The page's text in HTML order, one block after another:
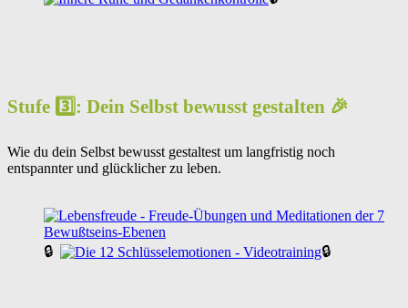
Stufe 3️⃣: Dein Selbst bewusst gestalten 🎉
Wie du dein Selbst bewusst gestaltest um langfristig noch
entspannter und glücklicher zu leben.
🔒 🔒